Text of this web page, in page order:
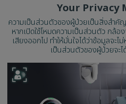
Your Privacy
ความเป็นส่วนตัวของผู้ป่วยเป็นสิ่งสำคั
หากเปิดใช้โหมดความเป็นส่วนตัว ก
เสียงออกไป ทำให้มั่นใจได้ว่าข้อมูลจะ
เป็นส่วนตัวของผู้ป่วยจะ